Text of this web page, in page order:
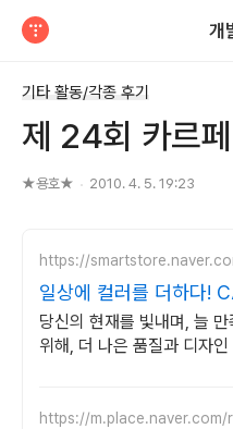
개
기타 활동/각종 후기
제 24회 카르
★용호★ 2010. 4. 5. 19:23
https://
일상에 컬러를 더하다!
당신의 현재를 빛내며, 늘
위해, 더 나은 품질과 디자인
https://